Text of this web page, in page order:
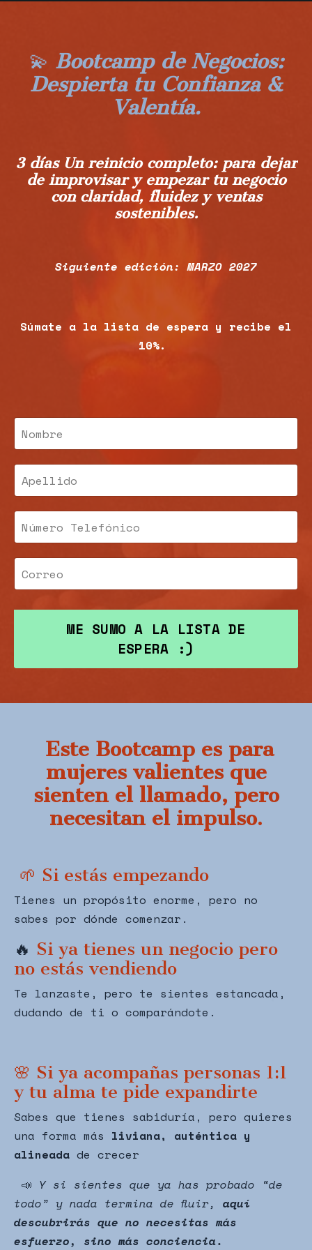
💫 Bootcamp de Negocios:
Despierta tu Confianza &
Valentía.
3 días Un reinicio completo: para dejar
de improvisar y empezar tu negocio
con claridad, fluidez y ventas
sostenibles.
Siguiente edición: MARZO 2027
Súmate a la lista de espera y recibe el
10%.
ME SUMO A LA LISTA DE
ESPERA :)
Este Bootcamp es para
mujeres valientes que
sienten el llamado, pero
necesitan el impulso.
🌱 Si estás empezando
Tienes un propósito enorme, pero no
sabes por dónde comenzar.
🔥 Si ya tienes un negocio pero
no estás vendiendo
Te lanzaste, pero te sientes estancada,
dudando de ti o comparándote.
🌸 Si ya acompañas personas 1:1
y tu alma te pide expandirte
Sabes que tienes sabiduría, pero quieres
una forma más liviana, auténtica y
alineada de crecer
📣 Y si sientes que ya has probado “de
todo” y nada termina de fluir, aquí
descubrirás que no necesitas más
esfuerzo, sino más conciencia.